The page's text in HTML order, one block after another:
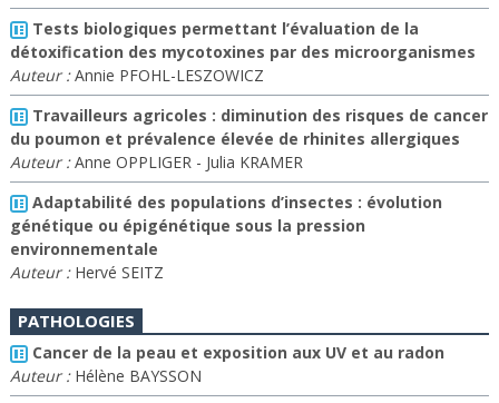
Tests biologiques permettant l’évaluation de la
détoxification des mycotoxines par des microorganismes
Auteur :Annie PFOHL-LESZOWICZ
Travailleurs agricoles : diminution des risques de cancer
du poumon et prévalence élevée de rhinites allergiques
Auteur :Anne OPPLIGER - Julia KRAMER
Adaptabilité des populations d’insectes : évolution
génétique ou épigénétique sous la pression
environnementale
Auteur :Hervé SEITZ
PATHOLOGIES
Cancer de la peau et exposition aux UV et au radon
Auteur :Hélène BAYSSON